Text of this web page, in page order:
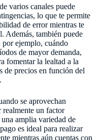
varios canales puede
lo que te permite
de error mientras te
Además, también puede
ejemplo, cuándo
de mayor demanda,
fomentar la lealtad a la
de precios en función del
se aprovechan
realmente un factor
amplia variedad de
es ideal para realizar
mientras aún cuentas con